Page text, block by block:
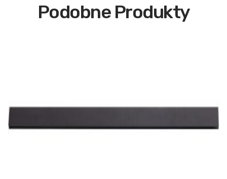
Podobne Produkty